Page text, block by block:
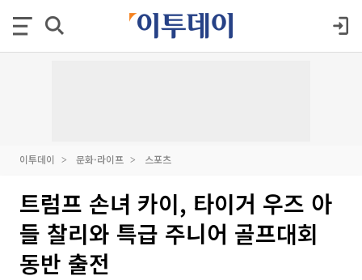
이투데이 문화·라이프 스포츠
트럼프 손녀 카이, 타이거 우즈 아
들 찰리와 특급 주니어 골프대회
동반 출전